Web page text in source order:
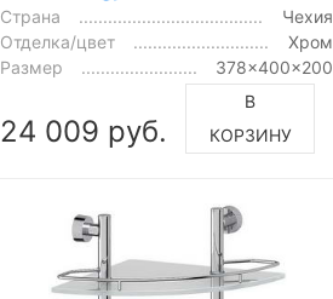
Страна
Чехия
Отделка/цвет
Хром
Размер
378x400x200
24 009 руб.
В
КОРЗИНУ